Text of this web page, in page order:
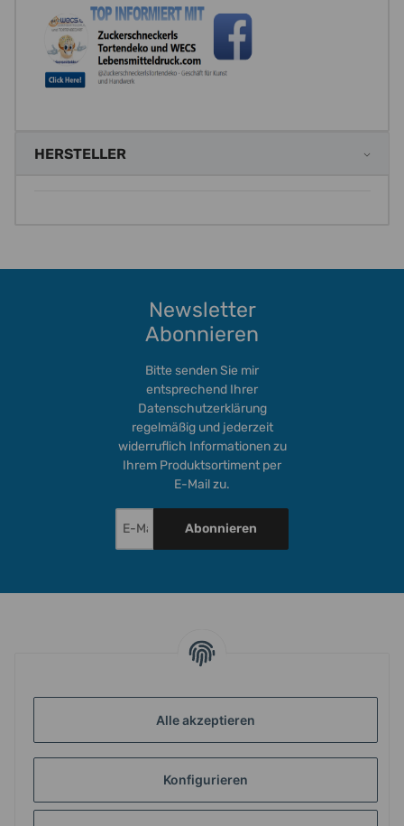
Alle akzeptieren
Konfigurieren
HERSTELLER
Newsletter
Abonnieren
Bitte senden Sie mir
entsprechend Ihrer
Datenschutzerklärung
regelmäßig und jederzeit
widerruflich Informationen zu
Ihrem Produktsortiment per
E-Mail zu.
Abonnieren
INFORMATIONEN
GESETZLICHE INFORMATIONEN
ZAHLUNG & VERSAND